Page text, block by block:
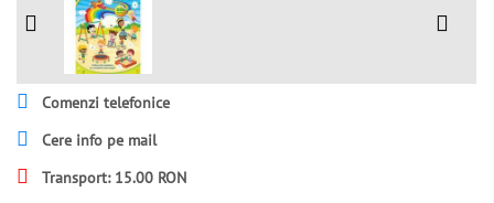
Comenzi telefonice
Cere info pe mail
Transport: 15.00 RON